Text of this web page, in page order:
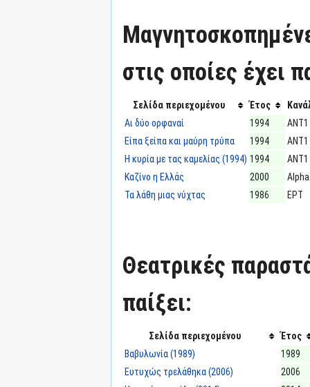
στις οποίες έχει
Σελίδα περιεχομένου Έτος
Αι δύο ορφαναί
1994
ΑΝΤ1
Είπα ξείπα και μαύρη τρύπα
1994
ΑΝΤ1
Η κυρία με τας καμελίας (1994) 1994
ΑΝΤ1
Καζίνο η Ελλάς
2000
Alpha
Τα λάθη μιας νύχτας
1986 ΕΡΤ
Θεατρικές
παίξει:
Σελίδα περιεχομένου
Έτος
Βαβυλωνία (1989)
1989
Ευτυχώς τρελάθηκα (2006)
2006